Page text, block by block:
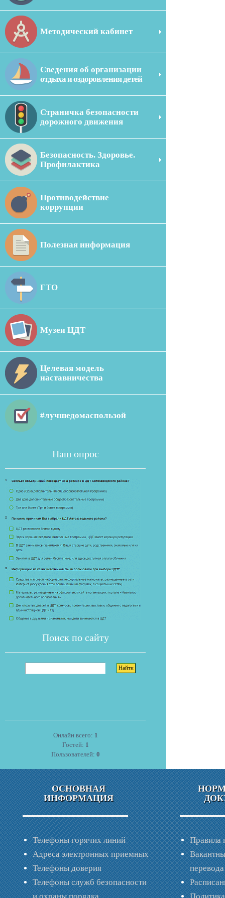
Методический кабинет
Сведения об организации
отдыха и оздоровления детей
Страничка безопасности
дорожного движения
Безопасность. Здоровье.
Профилактика
Противодействие
коррупции
Полезная информация
ГТО
Музеи ЦДТ
Целевая модель
наставничества
#лучшедомаспользой
Наш опрос
Поиск по сайту
Онлайн всего: 1
Гостей: 1
Пользователей: 0
ОСНОВНАЯ
ИНФОРМАЦИЯ
Телефоны горячих линий
Адреса электронных приемных
Телефоны доверия
Телефоны служб безопасности
Правила
перевода